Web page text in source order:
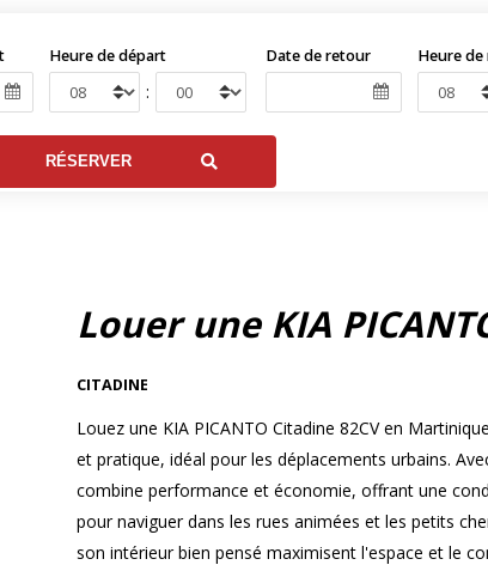
Heure de départ
:
Date de retour Heure
Louer une KIA
CITADINE
Louez une KIA PICANTO Citadine 82CV en
et pratique, idéal pour les déplacements urbains.
combine performance et économie, offrant une
pour naviguer dans les rues animées et les petits
son intérieur bien pensé maximisent l'espace et le